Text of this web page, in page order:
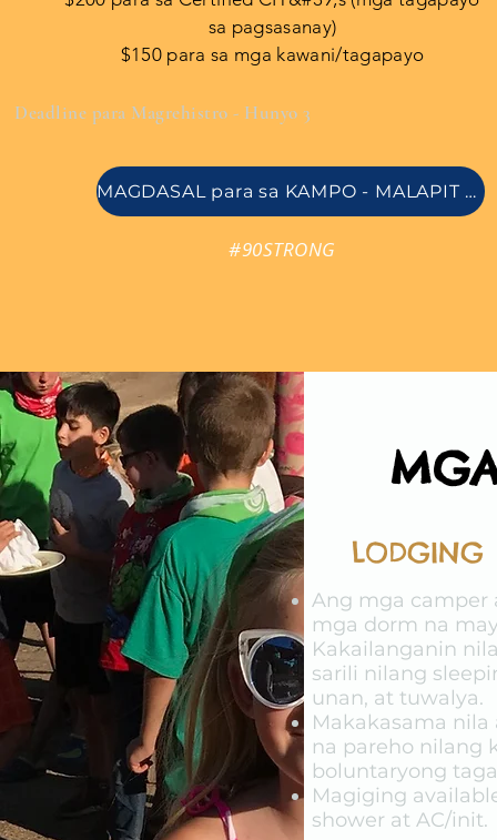
sa pagsasanay)
$150 para sa mga kawani/tagapayo
Deadline para Magrehistro - Hunyo 3
MAGDASAL para sa KAMPO - MALAPIT NA
#90STRONG
LODGING
Ang mga camper
mga dorm na
Kakailanganin
sarili nilang
unan, at tuwalya.
Makakasama nila
na pareho nilang
boluntaryong
Magiging
shower at AC/init.